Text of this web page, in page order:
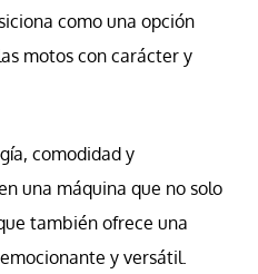
como una opción
motos con carácter y
comodidad y
una máquina que no solo
también ofrece una
y versátil.